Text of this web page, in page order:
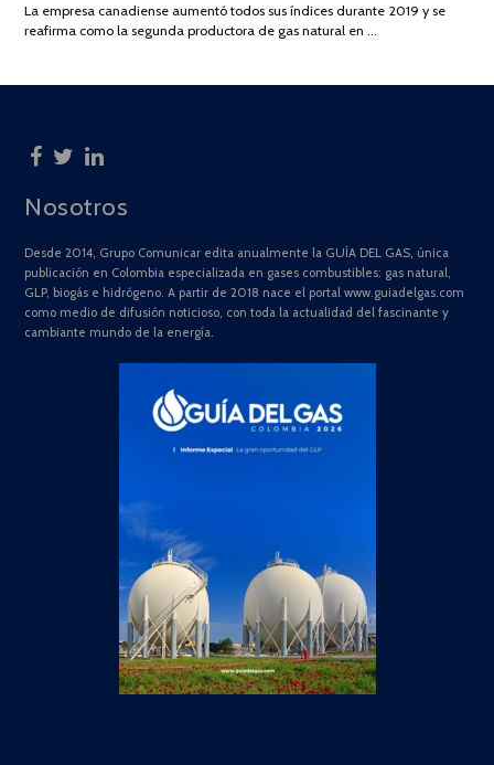
2025
La empresa canadiense aumentó todos sus índices durante 2019 y se
reafirma como la segunda productora de gas natural en …
Nosotros
Desde 2014, Grupo Comunicar edita anualmente la GUÍA DEL GAS, única
publicación en Colombia especializada en gases combustibles: gas natural,
GLP, biogás e hidrógeno. A partir de 2018 nace el portal www.guiadelgas.com
como medio de difusión noticioso, con toda la actualidad del fascinante y
cambiante mundo de la energía.